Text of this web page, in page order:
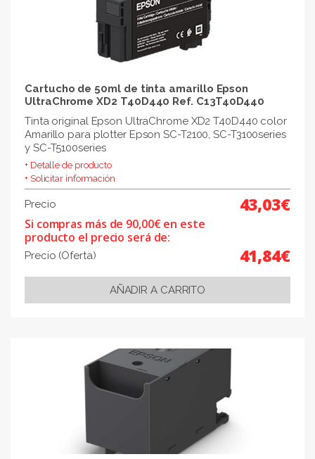
Cartucho de 50ml de tinta amarillo Epson
UltraChrome XD2 T40D440 Ref. C13T40D440
Tinta original Epson UltraChrome XD2 T40D440 color
Amarillo para plotter Epson SC-T2100, SC-T3100series
y SC-T5100series
+ Detalle de producto
+ Solicitar información
Precio 43,03€
Si compras más de 90,00€ en este
producto el precio será de:
Precio (Oferta) 41,84€